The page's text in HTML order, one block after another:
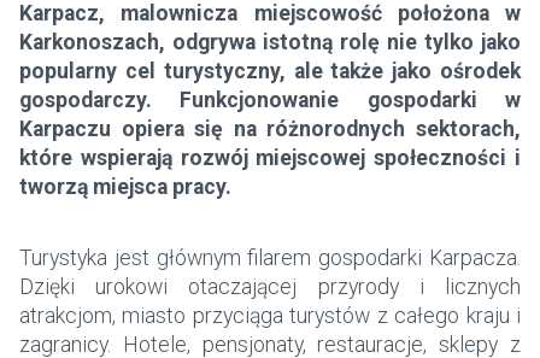
Karpacz, malownicza miejscowość położona w
Karkonoszach, odgrywa istotną rolę nie tylko jako
popularny cel turystyczny, ale także jako ośrodek
gospodarczy. Funkcjonowanie gospodarki w
Karpaczu opiera się na różnorodnych sektorach,
które wspierają rozwój miejscowej społeczności i
tworzą miejsca pracy.
Turystyka jest głównym filarem gospodarki Karpacza.
Dzięki urokowi otaczającej przyrody i licznych
atrakcjom, miasto przyciąga turystów z całego kraju i
zagranicy. Hotele, pensjonaty, restauracje, sklepy z